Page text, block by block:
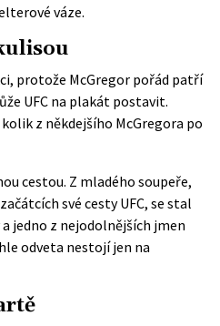
váze.
protože McGregor pořád patří
UFC na plakát postavit.
z někdejšího McGregora po
cestou. Z mladého soupeře,
své cesty UFC, se stal
jedno z nejodolnějších jmen
odveta nestojí jen na